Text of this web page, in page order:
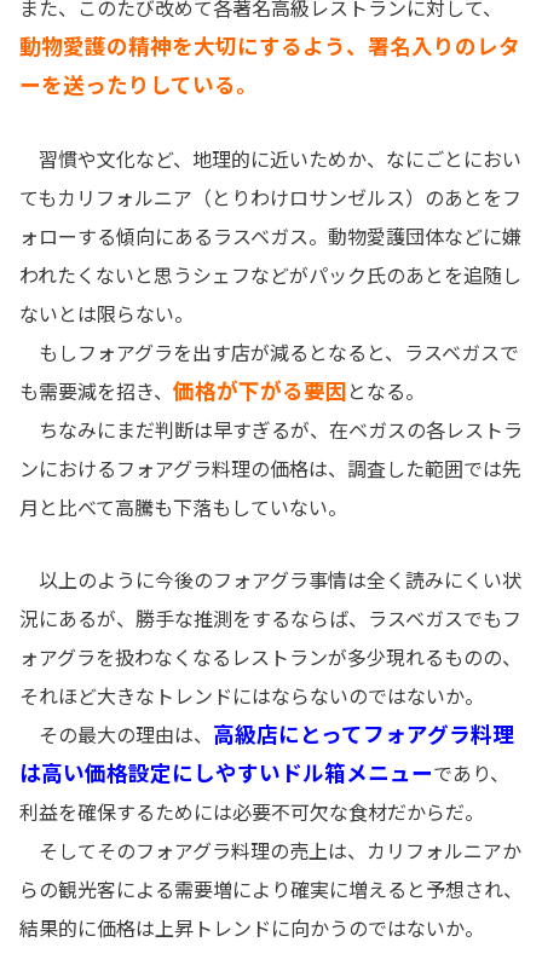
また、このたび改めて各著名高級レストランに対して、
動物愛護の精神を大切にするよう、署名入りのレタ
ーを送ったりしている。
習慣や文化など、地理的に近いためか、なにごとにおい
てもカリフォルニア（とりわけロサンゼルス）のあとをフ
ォローする傾向にあるラスベガス。動物愛護団体などに嫌
われたくないと思うシェフなどがパック氏のあとを追随し
ないとは限らない。
もしフォアグラを出す店が減るとなると、ラスベガスで
も需要減を招き、 価格が下がる要因 となる。
ちなみにまだ判断は早すぎるが、在ベガスの各レストラ
ンにおけるフォアグラ料理の価格は、調査した範囲では先
月と比べて高騰も下落もしていない。
以上のように今後のフォアグラ事情は全く読みにくい状
況にあるが、勝手な推測をするならば、ラスベガスでもフ
ォアグラを扱わなくなるレストランが多少現れるものの、
それほど大きなトレンドにはならないのではないか。
その最大の理由は、 高級店にとってフォアグラ料理
は高い価格設定にしやすいドル箱メニューであり、
利益を確保するためには必要不可欠な食材だからだ。
そしてそのフォアグラ料理の売上は、カリフォルニアか
らの観光客による需要増により確実に増えると予想され、
結果的に価格は上昇トレンドに向かうのではないか。